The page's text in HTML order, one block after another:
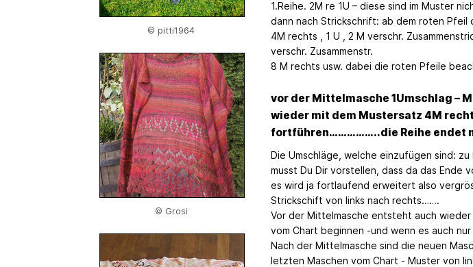
© pitti1964
© Grosi
1.Reihe. 2M re 1U – diese sind im Muster
dann nach Strickschrift: ab dem roten Pfeil
4M rechts , 1 U , 2 M verschr.
verschr. Zusammenstr.
8 M rechts usw. dabei die roten Pfeile
vor der Mittelmasche 1Umschlag –
wieder mit dem Mustersatz 4M
fortführen……………..die Reihe endet
Die Umschläge, welche einzufügen sind:
musst Du Dir vorstellen, dass da das Ende
es wird ja fortlaufend erweitert also
Strickschift von links nach rechts…….
Vor der Mittelmasche entsteht auch
vom Chart beginnen -und wenn es auch
Nach der Mittelmasche sind die neuen
letzten Maschen vom Chart - Muster von